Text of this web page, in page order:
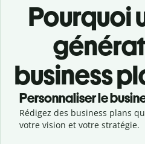
Pourquoi
business
Personnaliser le
Rédigez des business plans
votre vision et votre stratégie.